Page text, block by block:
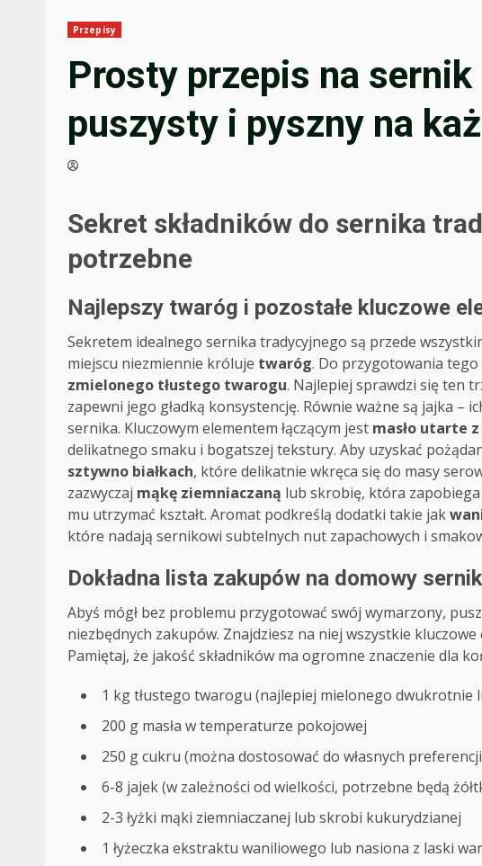
Przepisy
Prosty przepis na
puszysty i pyszny na
Sekret składników do sernika
potrzebne
Najlepszy twaróg i pozostałe kluczowe
Sekretem idealnego sernika tradycyjnego są przede
miejscu niezmiennie króluje twaróg. Do przygotowania
zmielonego tłustego twarogu. Najlepiej sprawdzi się ten
zapewni jego gładką konsystencję. Równie ważne są jajka –
sernika. Kluczowym elementem łączącym jest masło utarte
delikatnego smaku i bogatszej tekstury. Aby uzyskać
sztywno białkach, które delikatnie wkręca się do masy
zazwyczaj mąkę ziemniaczaną lub skrobię, która
mu utrzymać kształt. Aromat podkreślą dodatki takie jak
które nadają sernikowi subtelnych nut zapachowych i
Dokładna lista zakupów na domowy sernik
Abyś mógł bez problemu przygotować swój wymarzony,
niezbędnych zakupów. Znajdziesz na niej wszystkie
Pamiętaj, że jakość składników ma ogromne znaczenie dla
1 kg tłustego twarogu (najlepiej mielonego dwukrotnie
200 g masła w temperaturze pokojowej
250 g cukru (można dostosować do własnych
6-8 jajek (w zależności od wielkości, potrzebne będą
2-3 łyżki mąki ziemniaczanej lub skrobi kukurydzianej
1 łyżeczka ekstraktu waniliowego lub nasiona z laski